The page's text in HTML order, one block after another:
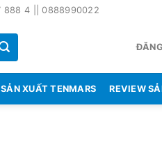
888 4 || 0888990022
XUẤT TENMARS REVIEW